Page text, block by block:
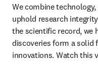
We combine
uphold research
the scientific record, we
discoveries form a solid
innovations. Watch this